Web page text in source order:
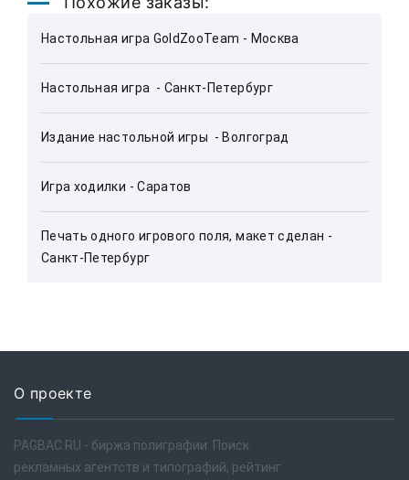
Настольная игра GoldZooTeam - Москва
Настольная игра  - Санкт-Петербург
Издание настольной игры  - Волгоград
Игра ходилки - Саратов
Печать одного игрового поля, макет сделан -
Санкт-Петербург
О проекте
PAGBAC.RU - биржа полиграфии. Поиск
рекламных агентств и типографий, рейтинг